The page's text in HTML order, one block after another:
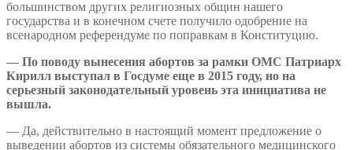
большинством других религиозных общин нашего
государства и в конечном счете получило одобрение на
всенародном референдуме по поправкам в Конституцию.
— По поводу вынесения абортов за рамки ОМС Патриарх
Кирилл выступал в Госдуме еще в 2015 году, но на
серьезный законодательный уровень эта инициатива не
вышла.
— Да, действительно в настоящий момент предложение о
выведении абортов из системы обязательного медицинского